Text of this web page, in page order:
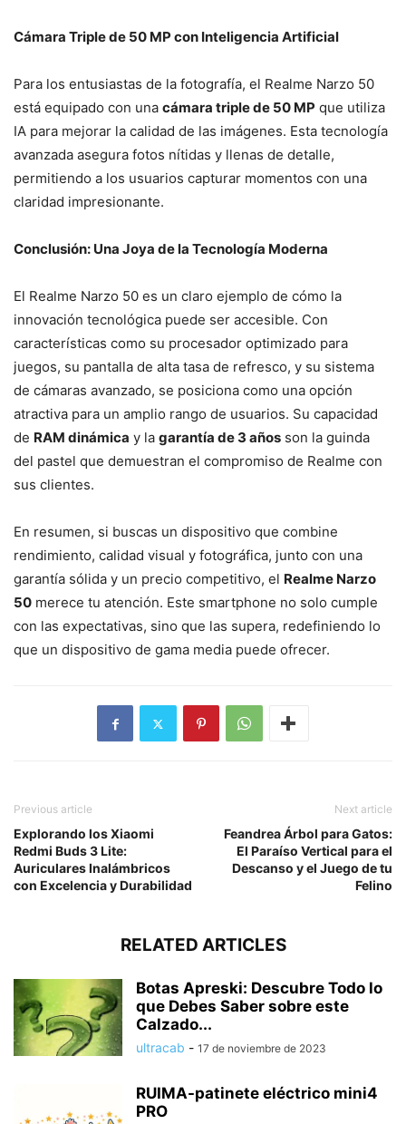
Cámara Triple de 50 MP con Inteligencia Artificial
Para los entusiastas de la fotografía, el Realme Narzo 50
está equipado con una cámara triple de 50 MP que utiliza
IA para mejorar la calidad de las imágenes. Esta tecnología
avanzada asegura fotos nítidas y llenas de detalle,
permitiendo a los usuarios capturar momentos con una
claridad impresionante.
Conclusión: Una Joya de la Tecnología Moderna
El Realme Narzo 50 es un claro ejemplo de cómo la
innovación tecnológica puede ser accesible. Con
características como su procesador optimizado para
juegos, su pantalla de alta tasa de refresco, y su sistema
de cámaras avanzado, se posiciona como una opción
atractiva para un amplio rango de usuarios. Su capacidad
de RAM dinámica y la garantía de 3 años son la guinda
del pastel que demuestran el compromiso de Realme con
sus clientes.
En resumen, si buscas un dispositivo que combine
rendimiento, calidad visual y fotográfica, junto con una
garantía sólida y un precio competitivo, el Realme Narzo
50 merece tu atención. Este smartphone no solo cumple
con las expectativas, sino que las supera, redefiniendo lo
que un dispositivo de gama media puede ofrecer.
Previous article
Explorando los Xiaomi
Redmi Buds 3 Lite:
Auriculares Inalámbricos
con Excelencia y Durabilidad
Next article
Feandrea Árbol para Gatos:
El Paraíso Vertical para el
Descanso y el Juego de tu
Felino
RELATED ARTICLES
Botas Apreski: Descubre Todo lo
que Debes Saber sobre este
Calzado...
ultracab - 17 de noviembre de 2023
RUIMA-patinete eléctrico mini4
PRO